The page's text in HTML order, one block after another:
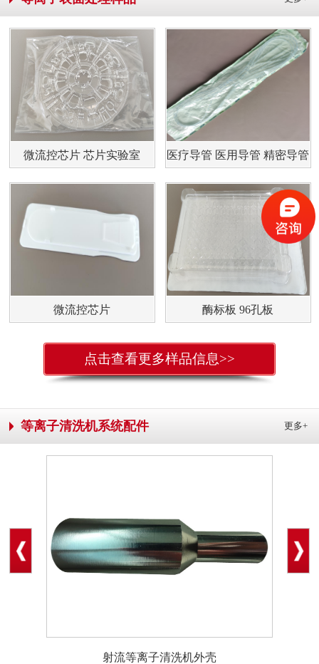
微流控芯片 芯片实验室 医疗导管 医用导管 精密导管
微流控芯片 酶标板 96孔板
点击查看更多样品信息>>
更多+
等离子清洗机系统配件
射流等离子清洗机外壳